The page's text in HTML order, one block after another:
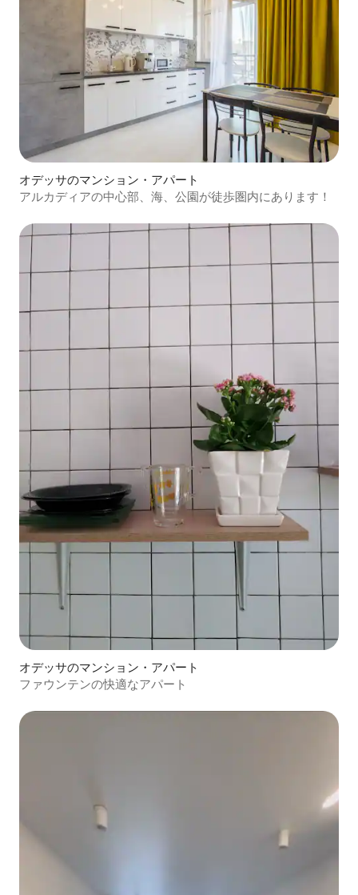
オデッサのマンション・アパート
アルカディアの中心部、海、公園が徒歩圏内にあります！
オデッサのマンション・アパート
ファウンテンの快適なアパート